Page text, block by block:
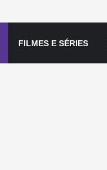
FILMES E SÉRIES